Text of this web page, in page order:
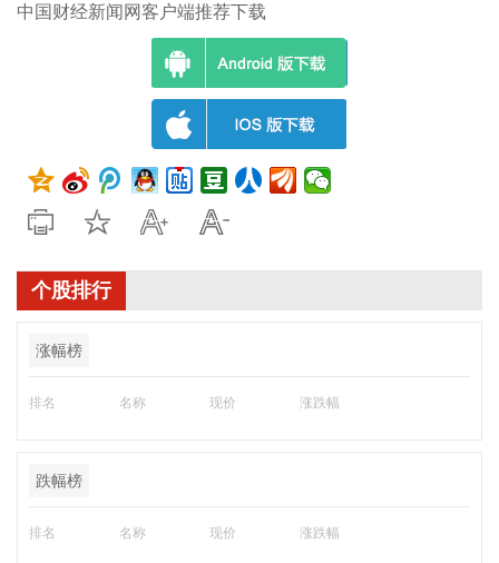
中国财经新闻网客户端推荐下载
个股排行
涨幅榜
排名 名称 现价 涨跌幅
跌幅榜
排名 名称 现价 涨跌幅